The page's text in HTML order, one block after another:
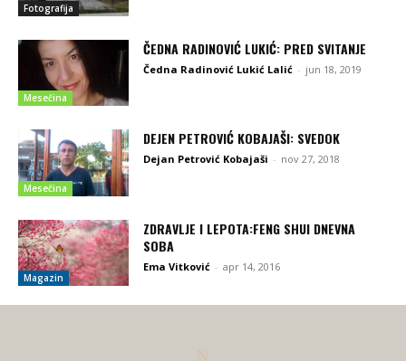
Fotografija
Mesečina
ČEDNA RADINOVIĆ LUKIĆ: PRED SVITANJE
Čedna Radinović Lukić Lalić - jun 18, 2019
Mesečina
DEJEN PETROVIĆ KOBAJAŠI: SVEDOK
Dejan Petrović Kobajaši - nov 27, 2018
Magazin
ZDRAVLJE I LEPOTA:FENG SHUI DNEVNA
SOBA
Ema Vitković - apr 14, 2016